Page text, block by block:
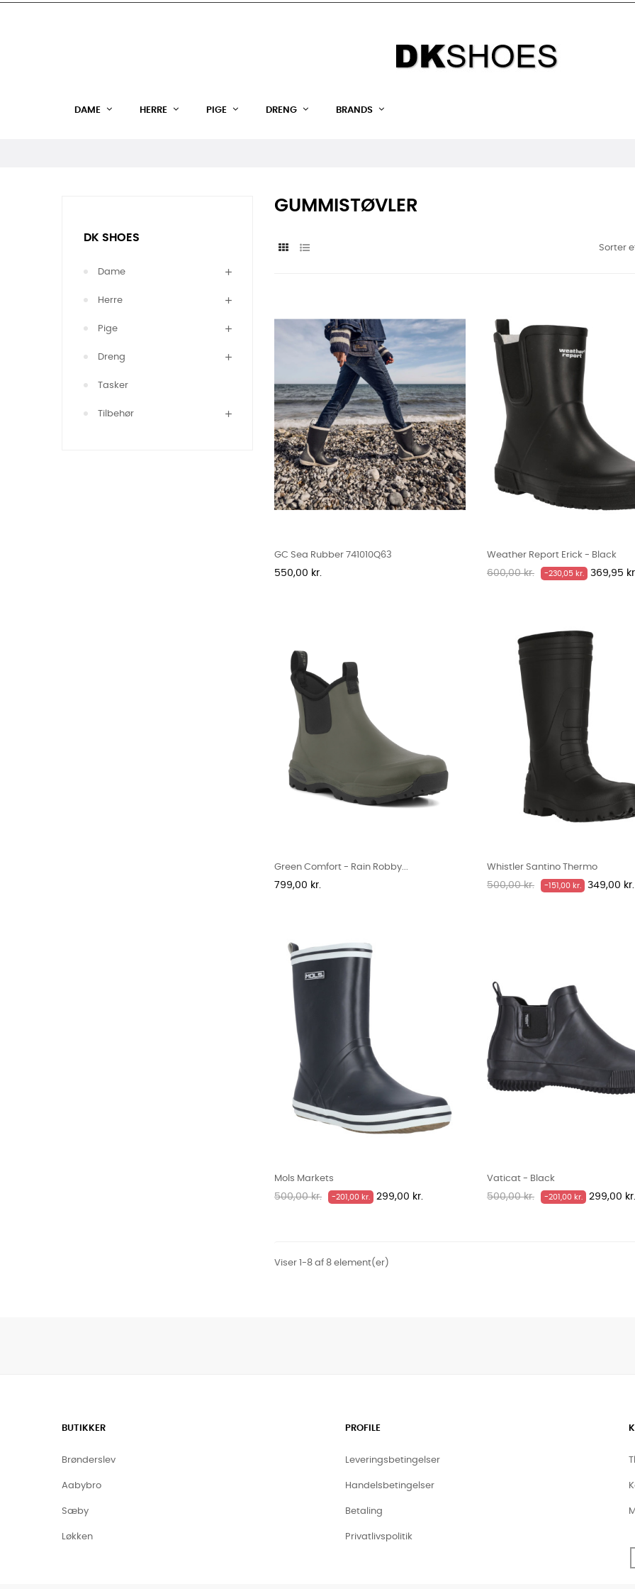
DAME HERRE PIGE DRENG BRANDS
DK SHOES
Dame
Herre
Pige
Dreng
Tasker
Tilbehør
GUMMISTØVLER
Sorter
GC Sea Rubber 741010Q63
Pris
550,00 kr.
Weather Report Erick - Black
Normalpris
600,00 kr. -230,05 kr. Pris
369,95
Green Comfort - Rain Robby...
Pris
799,00 kr.
Whistler Santino Thermo
Normalpris
500,00 kr. -151,00 kr. Pris
349,00 kr.
Mols Markets
Normalpris
500,00 kr. -201,00 kr. Pris
299,00 kr.
Vaticat - Black
Normalpris
500,00 kr. -201,00 kr. Pris
299,00 kr.
Viser 1-8 af 8 element(er)
BUTIKKER
Brønderslev
Aabybro
Sæby
Løkken
PROFILE
Leveringsbetingelser
Handelsbetingelser
Betaling
Privatlivspolitik